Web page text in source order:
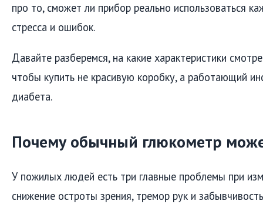
про то, сможет ли прибор реально использоваться
стресса и ошибок.
Давайте разберемся, на какие характеристики
чтобы купить не красивую коробку, а работающий
диабета.
Почему обычный глюкометр
У пожилых людей есть три главные проблемы при
снижение остроты зрения, тремор рук и